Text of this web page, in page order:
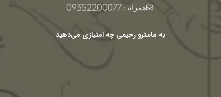
همراه :09352200077
به ماسترو رحیمی چه امتیازی می‌دهید